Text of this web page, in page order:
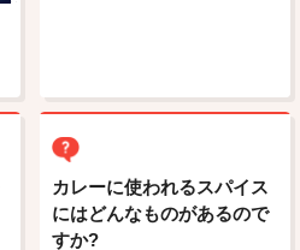
カレーに使われるスパイス
にはどんなものがあるので
すか?